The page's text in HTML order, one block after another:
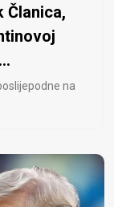
Članica,
na